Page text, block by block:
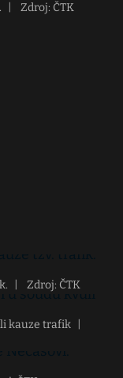
Zdroj: ČTK
Zdroj: ČTK
kauze trafik